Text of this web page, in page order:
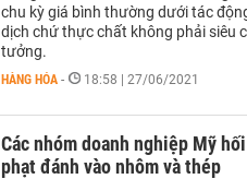
chu kỳ giá bình thường dưới tác
dịch chứ thực chất không phải siêu
tưởng.
HÀNG HÓA - 18:58 | 27/06/2021
Các nhóm doanh nghiệp Mỹ
phạt đánh vào nhôm và thép